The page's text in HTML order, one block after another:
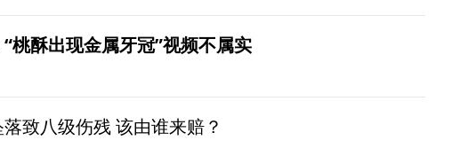
桃酥出现金属牙冠”视频不属实
致八级伤残 该由谁来赔？